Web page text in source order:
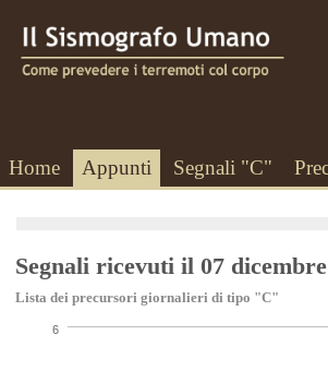
Home Appunti Segnali "C"
Segnali ricevuti il 07
Lista dei precursori giornalieri di tipo "C"
6